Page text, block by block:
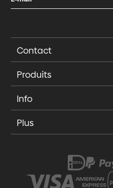
Contact
Produits
Info
Plus